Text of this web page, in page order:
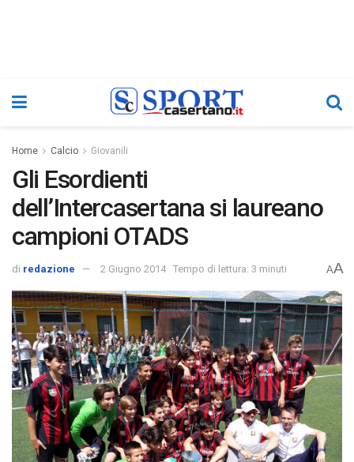
Home Calcio Giovanili
Gli Esordienti
dell’Intercasertana si laureano
campioni OTADS
di redazione 2 Giugno 2014 Tempo di lettura: 3 minuti AA